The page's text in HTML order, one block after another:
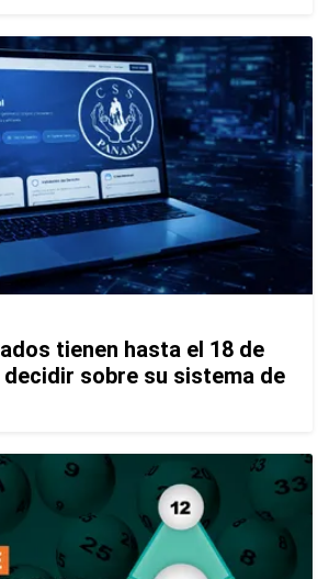
tienen hasta el 18 de
sobre su sistema de